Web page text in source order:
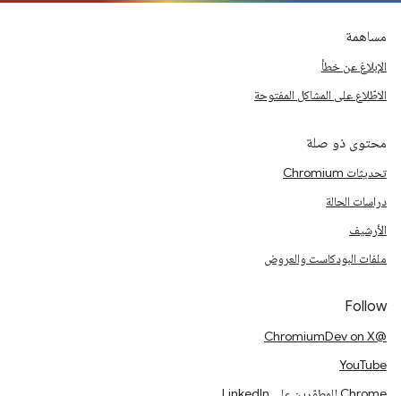
مساهمة
الإبلاغ عن خطأ
الاطّلاع على المشاكل المفتوحة
محتوى ذو صلة
تحديثات Chromium
دراسات الحالة
الأرشيف
ملفات البودكاست والعروض
Follow
@ChromiumDev on X
YouTube